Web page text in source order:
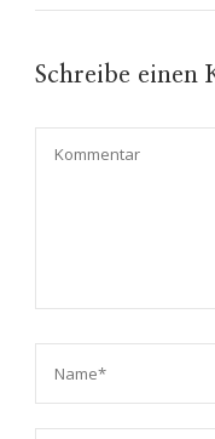
Schreibe einen